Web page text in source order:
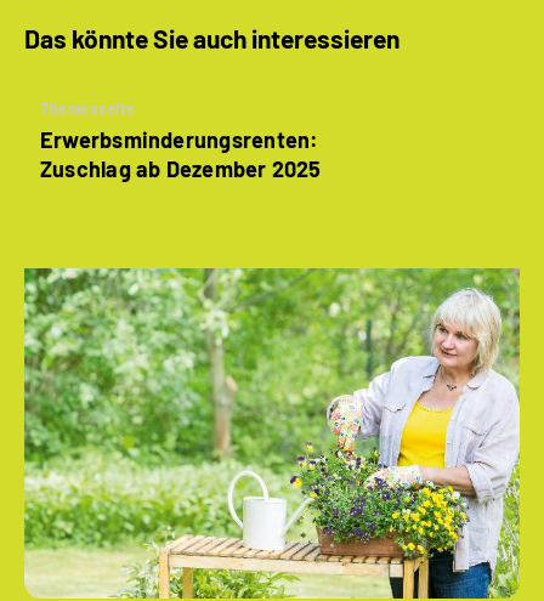
Das könnte Sie auch interessieren
Themenseite
Erwerbsminderungsrenten:
Zuschlag ab Dezember 2025